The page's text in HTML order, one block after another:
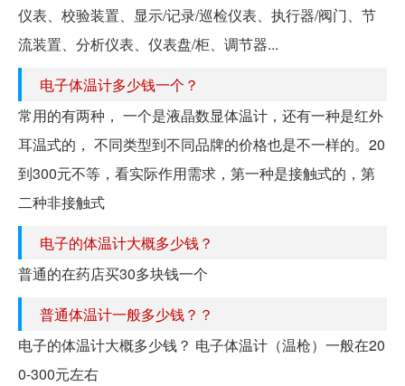
仪表、校验装置、显示/记录/巡检仪表、执行器/阀门、节
流装置、分析仪表、仪表盘/柜、调节器...
电子体温计多少钱一个？
常用的有两种， 一个是液晶数显体温计，还有一种是红外
耳温式的， 不同类型到不同品牌的价格也是不一样的。20
到300元不等，看实际作用需求，第一种是接触式的，第
二种非接触式
电子的体温计大概多少钱？
普通的在药店买30多块钱一个
普通体温计一般多少钱？？
电子的体温计大概多少钱？ 电子体温计（温枪）一般在20
0-300元左右